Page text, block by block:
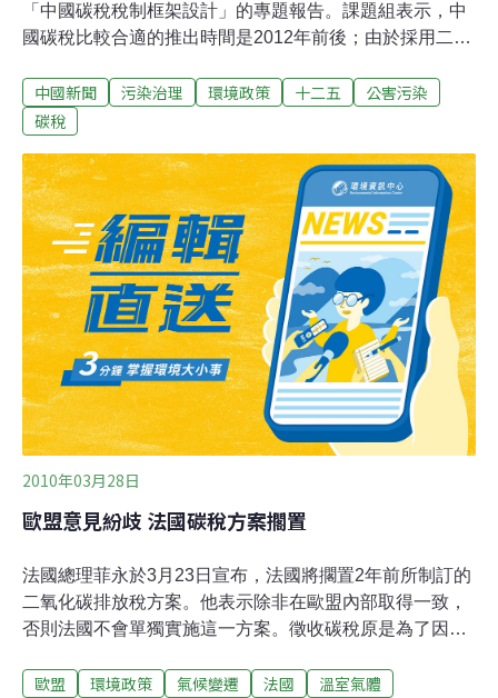
「中國碳稅稅制框架設計」的專題報告。課題組表示，中
國碳稅比較合適的推出時間是2012年前後；由於採用二氧
以適合採用定額稅率形式；在稅收的轉移支付上，應利用
碳稅重點對節能環保行業和企業進行補貼。近日，國家發
稅專題組的基本研究工作已經做完，目前正在與全國人大
等作進一步的溝通，我們希望是在「十二五」期間開始征
收碳稅。」
中國新聞 污染治理 環境政策 十二五
公害污染
碳稅
2010年03月28日
歐盟意見紛歧 法國碳稅方案擱置
法國總理菲永於3月23日宣布，法國將擱置2年前所制訂的
二氧化碳排放稅方案。他表示除非在歐盟內部取得一致，
否則法國不會單獨實施這一方案。徵收碳稅原是為了因應
費習慣而在稅收方面進行調整。然而高達7成左右的法國
歐盟 環境政策 氣候變遷 法國
溫室氣體